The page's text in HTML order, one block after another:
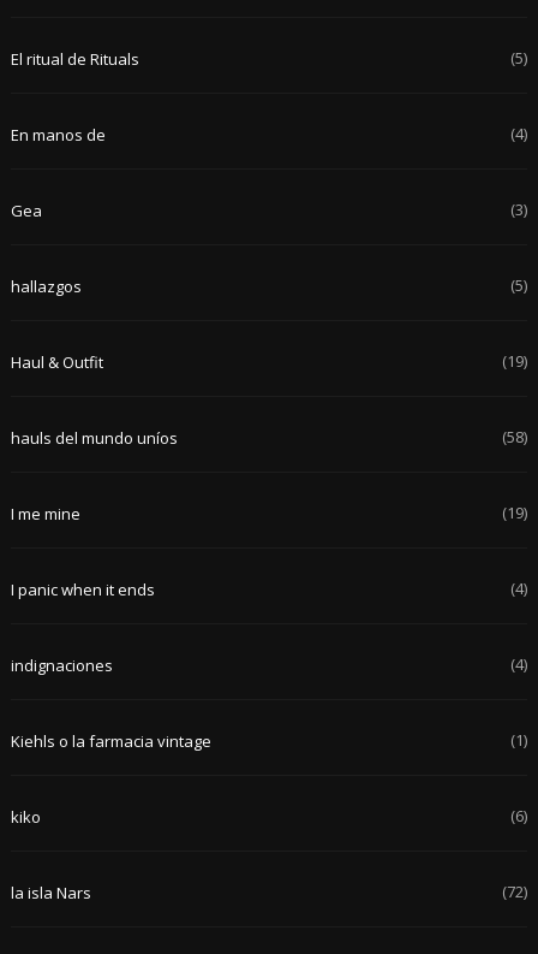
El ritual de Rituals (5)
En manos de (4)
Gea (3)
hallazgos (5)
Haul & Outfit (19)
hauls del mundo uníos (58)
I me mine (19)
I panic when it ends (4)
indignaciones (4)
Kiehls o la farmacia vintage (1)
kiko (6)
la isla Nars (72)